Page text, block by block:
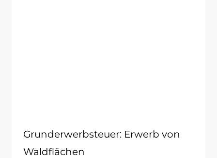
Grunderwerbsteuer: Erwerb von
Waldflächen